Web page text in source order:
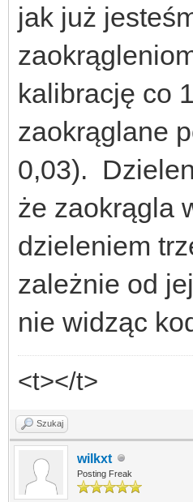
jak już
kalibrację co
zaokrąglane
0,03).
że zaokrągla
dzieleniem
zależnie od
nie widząc
<t></t>
Szukaj
wilkxt
Posting Freak